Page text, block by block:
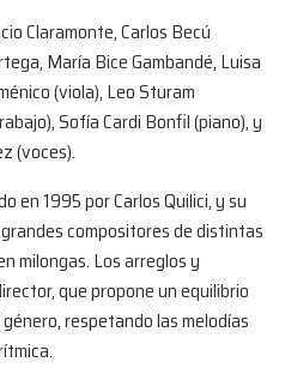
Claramonte, Carlos Becú
María Bice Gambandé, Luisa
(viola), Leo Sturam
Sofía Cardi Bonfil (piano), y
(voces).
en 1995 por Carlos Quilici, y su
compositores de distintas
milongas. Los arreglos y
que propone un equilibrio
respetando las melodías